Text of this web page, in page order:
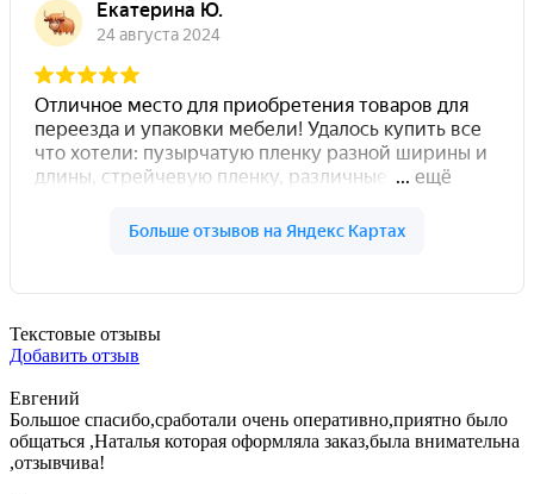
Текстовые отзывы
Добавить отзыв
Евгений
Большое спасибо,сработали очень оперативно,приятно было
общаться ,Наталья которая оформляла заказ,была внимательна
,отзывчива!